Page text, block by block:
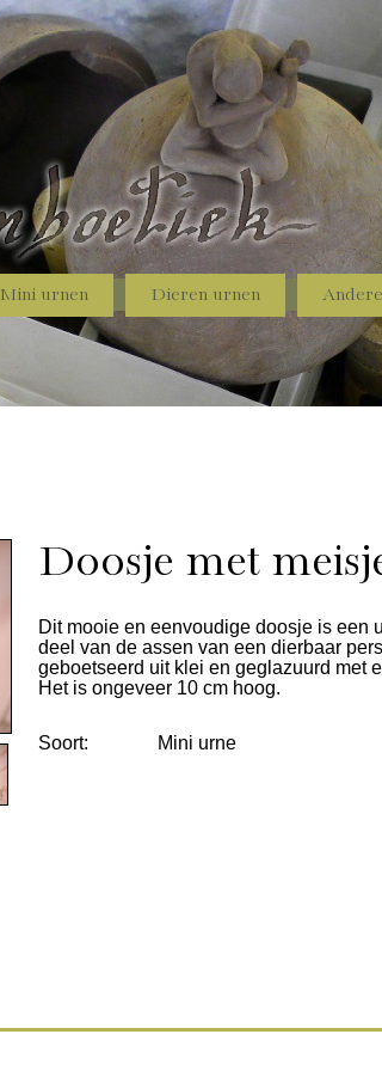
Mini urnen Dieren urnen
Doosje met
Dit mooie en eenvoudige doosje is een
deel van de assen van een dierbaar
geboetseerd uit klei en geglazuurd met
Het is ongeveer 10 cm hoog.
Soort: Mini urne